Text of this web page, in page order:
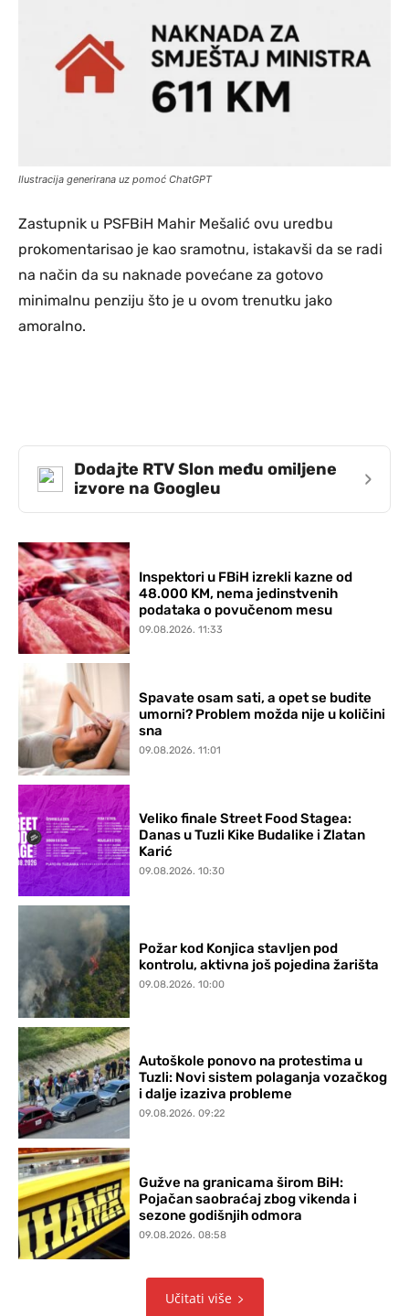
Ilustracija generirana uz pomoć ChatGPT
Zastupnik u PSFBiH Mahir Mešalić ovu uredbu
prokomentarisao je kao sramotnu, istakavši da se radi
na način da su naknade povećane za gotovo
minimalnu penziju što je u ovom trenutku jako
amoralno.
Dodajte RTV Slon među omiljene
izvore na Googleu
›
Inspektori u FBiH izrekli kazne od
48.000 KM, nema jedinstvenih
podataka o povučenom mesu
09.08.2026. 11:33
Spavate osam sati, a opet se budite
umorni? Problem možda nije u količini
sna
09.08.2026. 11:01
Veliko finale Street Food Stagea:
Danas u Tuzli Kike Budalike i Zlatan
Karić
09.08.2026. 10:30
Požar kod Konjica stavljen pod
kontrolu, aktivna još pojedina žarišta
09.08.2026. 10:00
Autoškole ponovo na protestima u
Tuzli: Novi sistem polaganja vozačkog
i dalje izaziva probleme
09.08.2026. 09:22
Gužve na granicama širom BiH:
Pojačan saobraćaj zbog vikenda i
sezone godišnjih odmora
09.08.2026. 08:58
Učitati više